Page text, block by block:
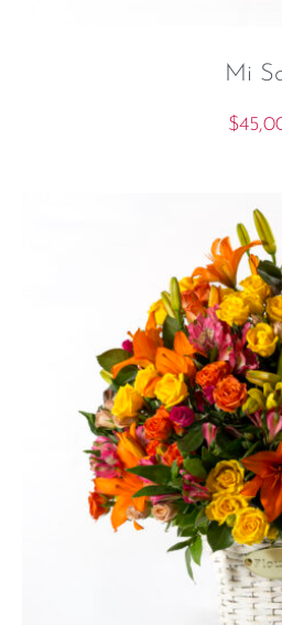
Mi
$